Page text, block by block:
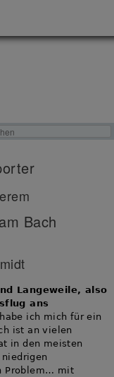
Bach
Langeweile, also
ans
ich mich für ein
ist an vielen
in den meisten
Problem… mit